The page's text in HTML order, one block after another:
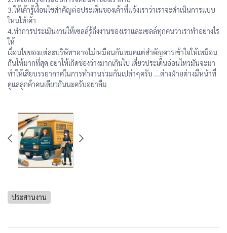
3.ให้เค้ารู้เงื่อนไขสำคัญต่อประเด็นของเค้าที่แจ้งเราว่าเราจะดำเนินการแบบ
ไหนให้เค้า
4.ทำการประเมินงานให้เซลล์รู้ถึงงานของเราและเซลล์ทุกคนว่าเราทำอย่างไร
ให้
เงื่อนไขของแต่ละบริษัทฯอาจไม่เหมือนกันหมดแต่สำคัญควรเข้าใจให้เหมือน
กันให้มากที่สุด อย่าให้เกิดช่องว่างมากเกินไป เดี๋ยวประเด็นอ่อนไหวมันจะมา
ทำให้เสียบรรยากาศในการทำงานร่วมกันเปล่าๆครับ ...ต่างฝ่ายต่างมีหน้าที่
ดูแลลูกค้าคนเดียวกันนะครับอย่าลืม
ประสานงาน